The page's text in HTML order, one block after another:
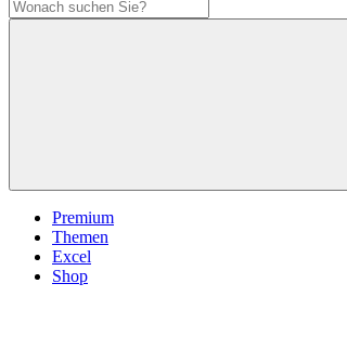
Premium
Themen
Excel
Shop